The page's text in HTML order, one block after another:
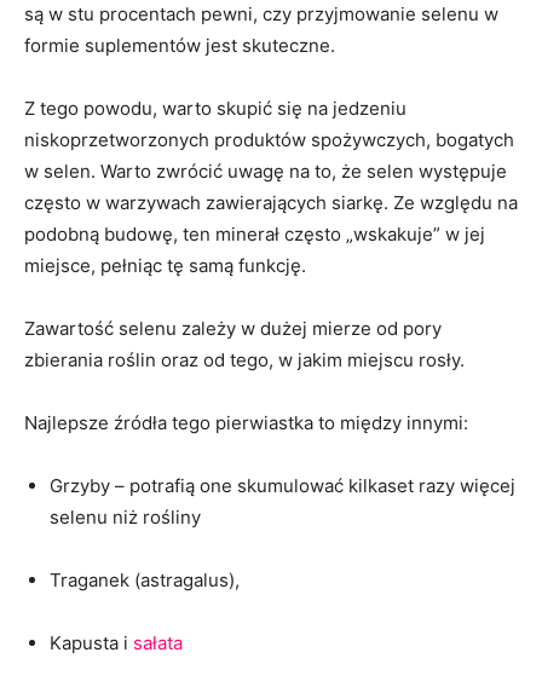
są w stu procentach pewni, czy przyjmowanie selenu w
formie suplementów jest skuteczne.
Z tego powodu, warto skupić się na jedzeniu
niskoprzetworzonych produktów spożywczych, bogatych
w selen. Warto zwrócić uwagę na to, że selen występuje
często w warzywach zawierających siarkę. Ze względu na
podobną budowę, ten minerał często „wskakuje” w jej
miejsce, pełniąc tę samą funkcję.
Zawartość selenu zależy w dużej mierze od pory
zbierania roślin oraz od tego, w jakim miejscu rosły.
Najlepsze źródła tego pierwiastka to między innymi:
Grzyby – potrafią one skumulować kilkaset razy więcej
selenu niż rośliny
Traganek (astragalus),
Kapusta i sałata